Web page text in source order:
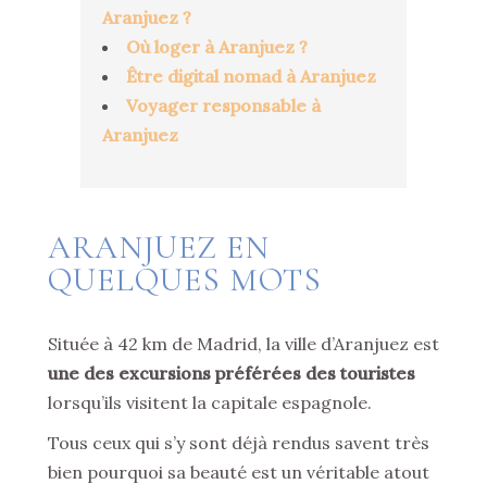
Aranjuez ?
Où loger à Aranjuez ?
Être digital nomad à Aranjuez
Voyager responsable à
Aranjuez
ARANJUEZ EN
QUELQUES MOTS
Située à 42 km de Madrid, la ville d’Aranjuez est
une des excursions préférées des touristes
lorsqu’ils visitent la capitale espagnole.
Tous ceux qui s’y sont déjà rendus savent très
bien pourquoi sa beauté est un véritable atout